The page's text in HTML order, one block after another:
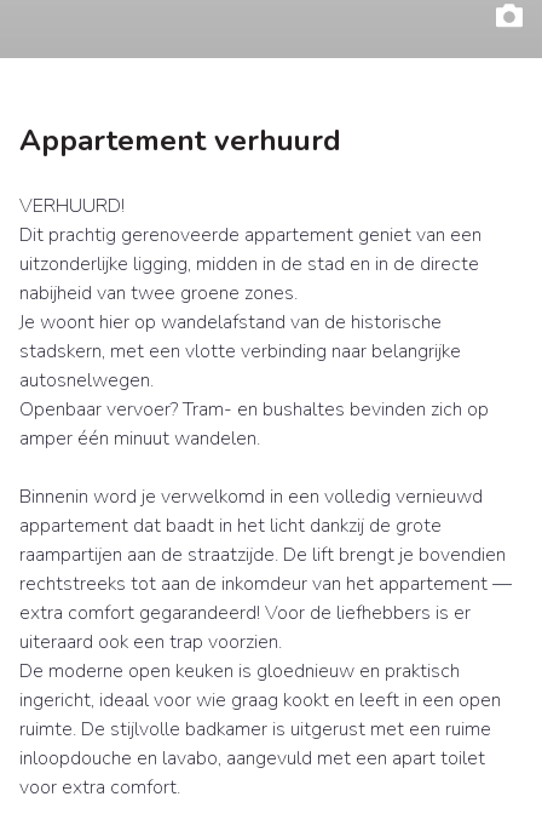
Appartement verhuurd
VERHUURD!
Dit prachtig gerenoveerde appartement geniet van een
uitzonderlijke ligging, midden in de stad en in de directe
nabijheid van twee groene zones.
Je woont hier op wandelafstand van de historische
stadskern, met een vlotte verbinding naar belangrijke
autosnelwegen.
Openbaar vervoer? Tram- en bushaltes bevinden zich op
amper één minuut wandelen.
Binnenin word je verwelkomd in een volledig vernieuwd
appartement dat baadt in het licht dankzij de grote
raampartijen aan de straatzijde. De lift brengt je bovendien
rechtstreeks tot aan de inkomdeur van het appartement —
extra comfort gegarandeerd! Voor de liefhebbers is er
uiteraard ook een trap voorzien.
De moderne open keuken is gloednieuw en praktisch
ingericht, ideaal voor wie graag kookt en leeft in een open
ruimte. De stijlvolle badkamer is uitgerust met een ruime
inloopdouche en lavabo, aangevuld met een apart toilet
voor extra comfort.